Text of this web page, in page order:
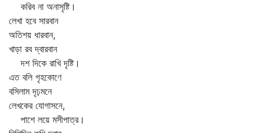
করিব না অনাসৃষ্টি।
লেখা হবে সারবান
অতিশয় ধারবান,
খাড়া রব দ্বারবান
দশ দিকে রাখি দৃষ্টি।
এত বলি গৃহকোণে
বসিলাম দৃঢ়মনে
লেখকের যোগাসনে,
পাশে লয়ে মসীপাত্র।